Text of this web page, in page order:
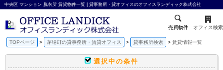
中央区 マンション 脱衣所 賃貸物件一覧 | 貸事務所・貸オフィスのオフィスランディック株式会社
売買物件 オフィス検索
TOPページ 茅場町の貸事務所・賃貸オフィス 貸事務所検索 賃貸情報一覧
選択中の条件